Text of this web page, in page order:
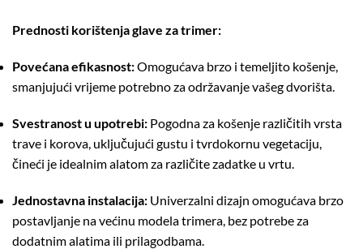
Prednosti korištenja glave za trimer:
Povećana efikasnost:Omogućava brzo i temeljito košenje,
smanjujući vrijeme potrebno za održavanje vašeg dvorišta.
Svestranost u upotrebi: Pogodna za košenje različitih vrsta
trave i korova, uključujući gustu i tvrdokornu vegetaciju,
čineći je idealnim alatom za različite zadatke u vrtu.
Jednostavna instalacija: Univerzalni dizajn omogućava brzo
postavljanje na većinu modela trimera, bez potrebe za
dodatnim alatima ili prilagodbama.